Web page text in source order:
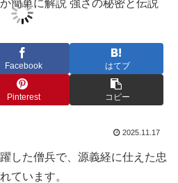
Facebook はてブ
Pinterest コピー
2025.11.17
した僧兵で、源義経に仕えた忠
ています。